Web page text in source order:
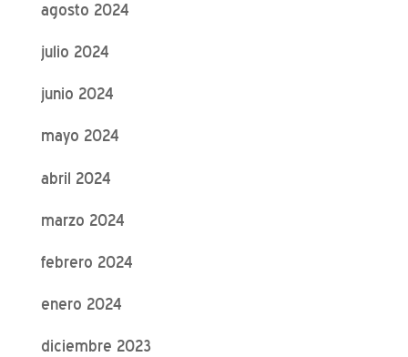
agosto 2024
julio 2024
junio 2024
mayo 2024
abril 2024
marzo 2024
febrero 2024
enero 2024
diciembre 2023